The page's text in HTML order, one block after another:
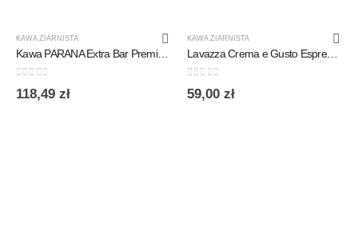
KAWA ZIARNISTA
Kawa PARANA Extra Bar Premium 1kg
0 out of 5
118,49 zł
KAWA ZIARNISTA
Lavazza Crema e Gusto Espresso Classico 1kg ziarnista
0out of 5
59,00 zł